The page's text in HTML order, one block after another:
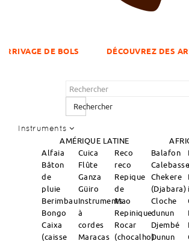
BOLS
DÉCOUVREZ DES ARTICLES À
Rechercher
Instruments
AMÉRIQUE LATINE
Alfaia
Bâton
de
pluie
Berimbau
Bongo
Caixa
(caisse
Cuica
Flûte
Ganza
Güiro
Instruments
à
cordes
Maracas
Reco
reco
Repique
de
Mao
Repinique
Rocar
(chocalho)
Balafon
Chekere
(Djabara)
Cloche
dunun
Djembé
Dunun